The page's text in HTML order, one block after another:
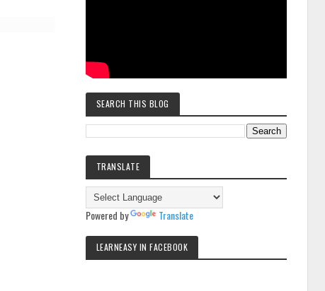
SEARCH THIS BLOG
TRANSLATE
Powered by Translate
LEARNEASY IN FACEBOOK